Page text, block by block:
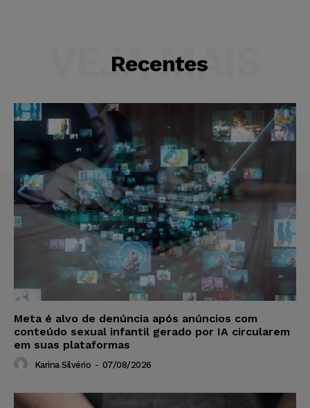
Recentes
VEJA MAIS
Meta é alvo de denúncia após anúncios com
conteúdo sexual infantil gerado por IA circularem
em suas plataformas
Karina Silvério - 07/08/2026